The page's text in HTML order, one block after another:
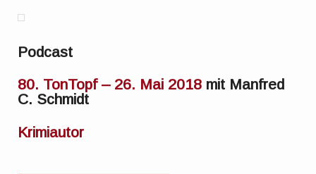
Podcast
80. TonTopf – 26. Mai 2018 mit Manfred
C. Schmidt
Krimiautor